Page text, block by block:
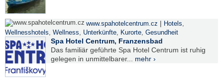
www.spahotelcentrum.cz | Hotels,
Wellnesshotels, Wellness, Unterkünfte, Kurorte, Gesundheit
Spa Hotel Centrum, Franzensbad
Das familiär geführte Spa Hotel Centrum ist ruhig
gelegen in unmittelbarer... mehr ›